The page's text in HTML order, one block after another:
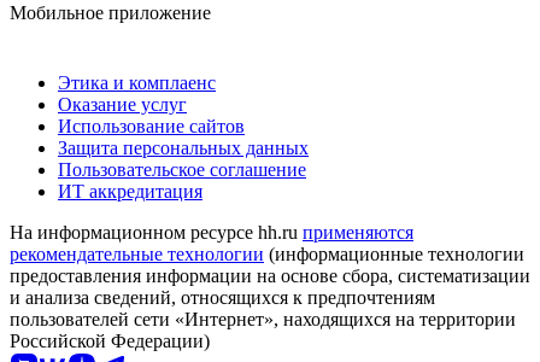
Мобильное приложение
Этика и комплаенс
Оказание услуг
Использование сайтов
Защита персональных данных
Пользовательское соглашение
ИТ аккредитация
На информационном ресурсе hh.ru применяются
рекомендательные технологии (информационные технологии
предоставления информации на основе сбора, систематизации
и анализа сведений, относящихся к предпочтениям
пользователей сети «Интернет», находящихся на территории
Российской Федерации)